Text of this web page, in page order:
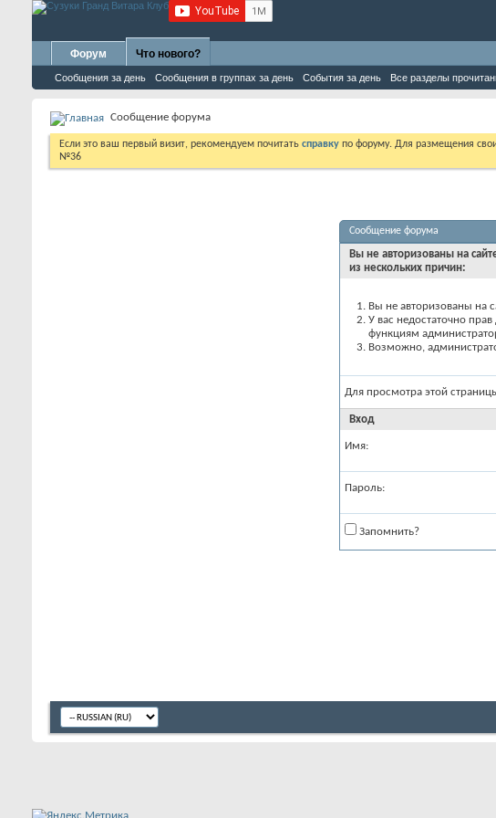
Форум Что нового?
Сообщения за день Сообщения в группах за день События за день Все разделы
Сообщение форума
Если это ваш первый визит, рекомендуем почитать справку по форуму. Для размещения
№36
Сообщение форума
Вы не авторизованы на
из нескольких причин:
Вы не авторизованы на
У вас недостаточно
функциям
Возможно,
Для просмотра этой
Вход
Имя:
Пароль:
Запомнить?